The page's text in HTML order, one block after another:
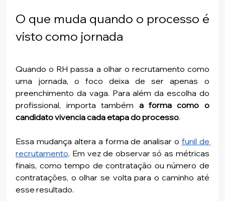
O que muda quando o processo é
visto como jornada
Quando o RH passa a olhar o recrutamento como
uma jornada, o foco deixa de ser apenas o
preenchimento da vaga. Para além da escolha do
profissional, importa também a forma como o
candidato vivencia cada etapa do processo.
Essa mudança altera a forma de analisar o funil de
recrutamento. Em vez de observar só as métricas
finais, como tempo de contratação ou número de
contratações, o olhar se volta para o caminho até
esse resultado.